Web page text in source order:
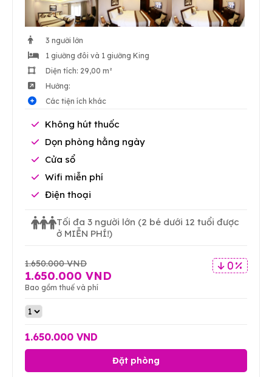
3 người lớn
1 giường đôi và 1 giường King
Diện tích: 29,00 m²
Hướng:
Các tiện ích khác
Không hút thuốc
Dọn phòng hằng ngày
Cửa sổ
Wifi miễn phí
Điện thoại
Tối đa 3 người lớn (2 bé dưới 12 tuổi được
ở MIỄN PHÍ!)
0 %
1.650.000 VND
1.650.000 VND
Bao gồm thuế và phí
1.650.000 VND
Đặt phòng